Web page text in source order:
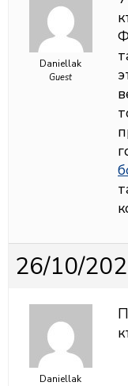
Daniellak
Guest
26/10/
Daniellak